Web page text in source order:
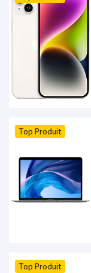
Top Produit
Top Produit